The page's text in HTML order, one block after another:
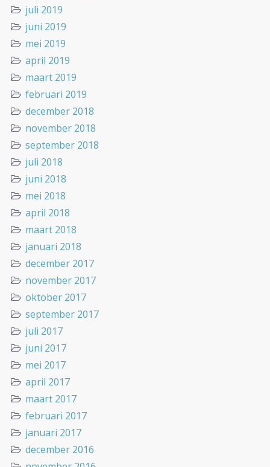
juli 2019
juni 2019
mei 2019
april 2019
maart 2019
februari 2019
december 2018
november 2018
september 2018
juli 2018
juni 2018
mei 2018
april 2018
maart 2018
januari 2018
december 2017
november 2017
oktober 2017
september 2017
juli 2017
juni 2017
mei 2017
april 2017
maart 2017
februari 2017
januari 2017
december 2016